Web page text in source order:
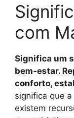
com
Significa um
bem-estar.
conforto,
significa que
existem